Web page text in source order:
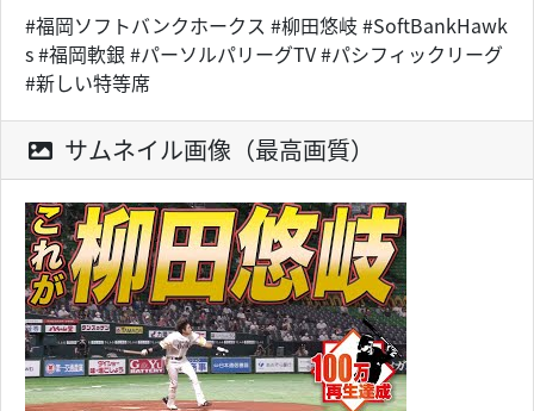
#福岡ソフトバンクホークス #柳田悠岐 #SoftBankHawk
s #福岡軟銀 #パーソルパリーグTV #パシフィックリーグ
#新しい特等席
サムネイル画像（最高画質）